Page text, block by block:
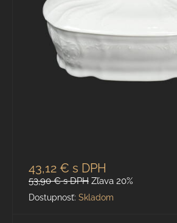
43,12 € s DPH
53,90 €s DPH Zľava 20%
Dostupnosť: Skladom